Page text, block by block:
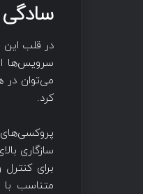
سادگی
می‌توان
کرد.
سازگاری
برای